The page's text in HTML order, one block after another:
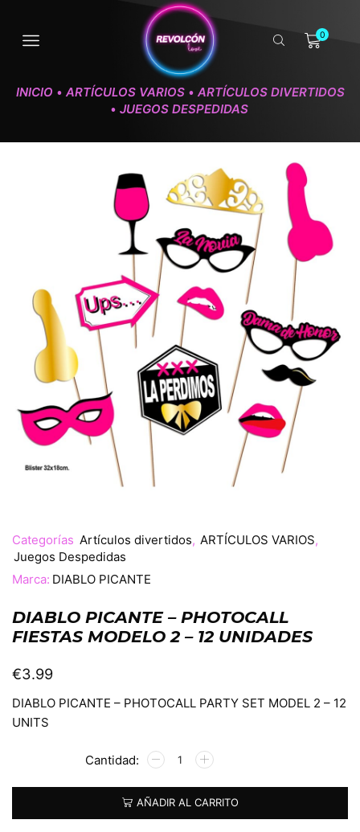
0
INICIO • ARTÍCULOS VARIOS • ARTÍCULOS DIVERTIDOS
• JUEGOS DESPEDIDAS
Categorías Artículos divertidos, ARTÍCULOS VARIOS,
Juegos Despedidas
Marca: DIABLO PICANTE
DIABLO PICANTE – PHOTOCALL
FIESTAS MODELO 2 – 12 UNIDADES
€3.99
DIABLO PICANTE – PHOTOCALL PARTY SET MODEL 2 – 12
UNITS
AÑADIR AL CARRITO
Alternative: